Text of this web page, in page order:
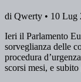
di Qwerty • 10 Lug
Ieri il Parlamento
sorveglianza delle
procedura
scorsi mesi, e